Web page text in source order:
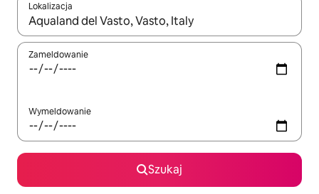
Lokalizacja
Gdy wyniki będą dostępne, możesz poruszać się po nich za
Zameldowanie
Wymeldowanie
Szukaj